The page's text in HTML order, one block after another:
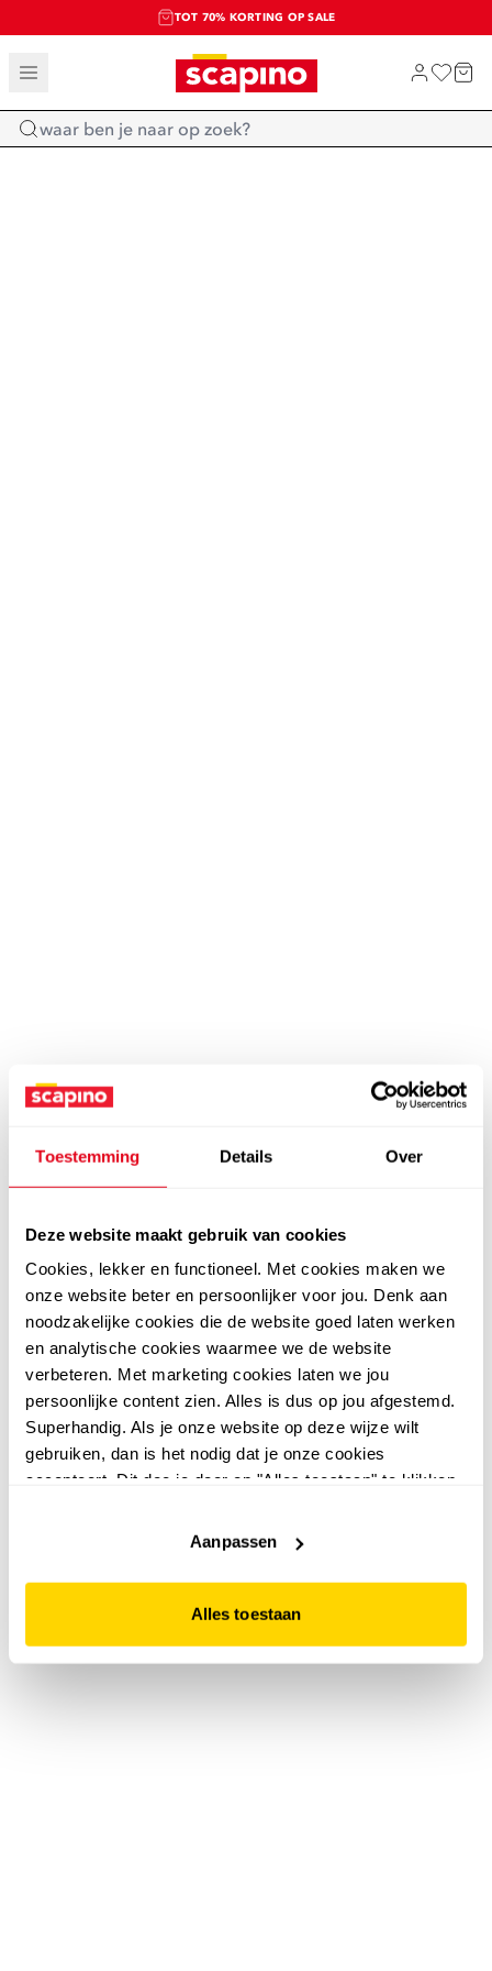
Toestemming Details Over
Deze website maakt gebruik van cookies
Cookies, lekker en functioneel. Met cookies maken we
onze website beter en persoonlijker voor jou. Denk aan
noodzakelijke cookies die de website goed laten werken
en analytische cookies waarmee we de website
verbeteren. Met marketing cookies laten we jou
persoonlijke content zien. Alles is dus op jou afgestemd.
Superhandig. Als je onze website op deze wijze wilt
gebruiken, dan is het nodig dat je onze cookies
accepteert. Dit doe je door op "Alles toestaan" te klikken.
website niet optimaal functioneert.
Aanpassen
Alles toestaan
TOT 70% KORTING OP SALE
SALE: LAATSTE KANS!
SHOP NIEUW
Home